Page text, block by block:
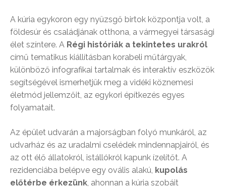
A kúria egykoron egy nyüzsgő birtok központja volt, a
földesúr és családjának otthona, a vármegyei társasági
élet színtere. A Régi históriák a tekintetes urakról
című tematikus kiállításban korabeli műtárgyak,
különböző infografikai tartalmak és interaktív eszközök
segítségével ismerhetjük meg a vidéki köznemesi
életmód jellemzőit, az egykori építkezés egyes
folyamatait.
Az épület udvarán a majorságban folyó munkáról, az
udvarház és az uradalmi cselédek mindennapjairól, és
az ott élő állatokról, istállókról kapunk ízelítőt. A
rezidenciába belépve egy ovális alakú, kupolás
előtérbe érkezünk , ahonnan a kúria szobáit